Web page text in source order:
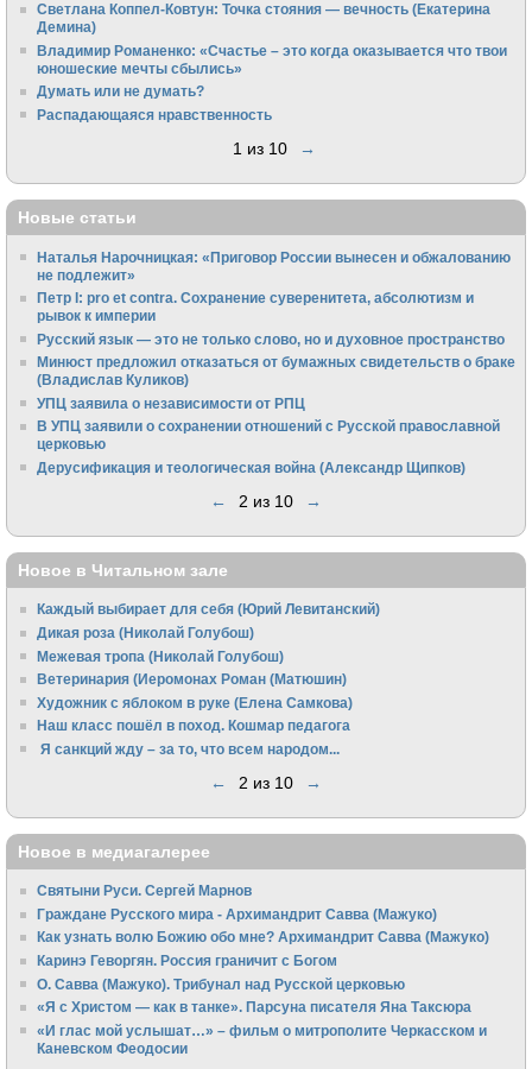
Светлана Коппел-Ковтун: Точка стояния — вечность (Екатерина
Демина)
Владимир Романенко: «Счастье – это когда оказывается что твои
юношеские мечты сбылись»
Думать или не думать?
Распадающаяся нравственность
1 из 10 →
Новые статьи
Наталья Нарочницкая: «Приговор России вынесен и обжалованию
не подлежит»
Петр I: pro et contra. Сохранение суверенитета, абсолютизм и
рывок к империи
Русский язык — это не только слово, но и духовное пространство
Минюст предложил отказаться от бумажных свидетельств о браке
(Владислав Куликов)
УПЦ заявила о независимости от РПЦ
В УПЦ заявили о сохранении отношений с Русской православной
церковью
Дерусификация и теологическая война (Александр Щипков)
← 2 из 10 →
Новое в Читальном зале
Каждый выбирает для себя (Юрий Левитанский)
Дикая роза (Николай Голубош)
Межевая тропа (Николай Голубош)
Ветеринария (Иеромонах Роман (Матюшин)
Художник с яблоком в руке (Елена Самкова)
Наш класс пошёл в поход. Кошмар педагога
Я санкций жду – за то, что всем народом...
← 2 из 10 →
Новое в медиагалерее
Святыни Руси. Сергей Марнов
Граждане Русского мира - Архимандрит Савва (Мажуко)
Как узнать волю Божию обо мне? Архимандрит Савва (Мажуко)
Каринэ Геворгян. Россия граничит с Богом
О. Савва (Мажуко). Трибунал над Русской церковью
«Я с Христом — как в танке». Парсуна писателя Яна Таксюра
«И глас мой услышат…» – фильм о митрополите Черкасском и
Каневском Феодосии